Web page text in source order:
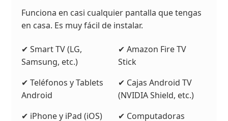
Funciona en casi cualquier pantalla que tengas
en casa. Es muy fácil de instalar.
✔ Smart TV (LG,
Samsung, etc.)
✔ Teléfonos y Tablets
Android
✔ iPhone y iPad (iOS)
✔ Amazon Fire TV
Stick
✔ Cajas Android TV
(NVIDIA Shield, etc.)
✔ Computadoras